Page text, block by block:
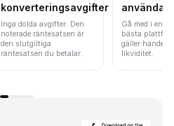
konverteringsavgifter
Inga dolda avgifter. Den
noterade räntesatsen är
den slutgiltiga
räntesatsen du betalar.
Gå med i en
bästa
gäller
likviditet.